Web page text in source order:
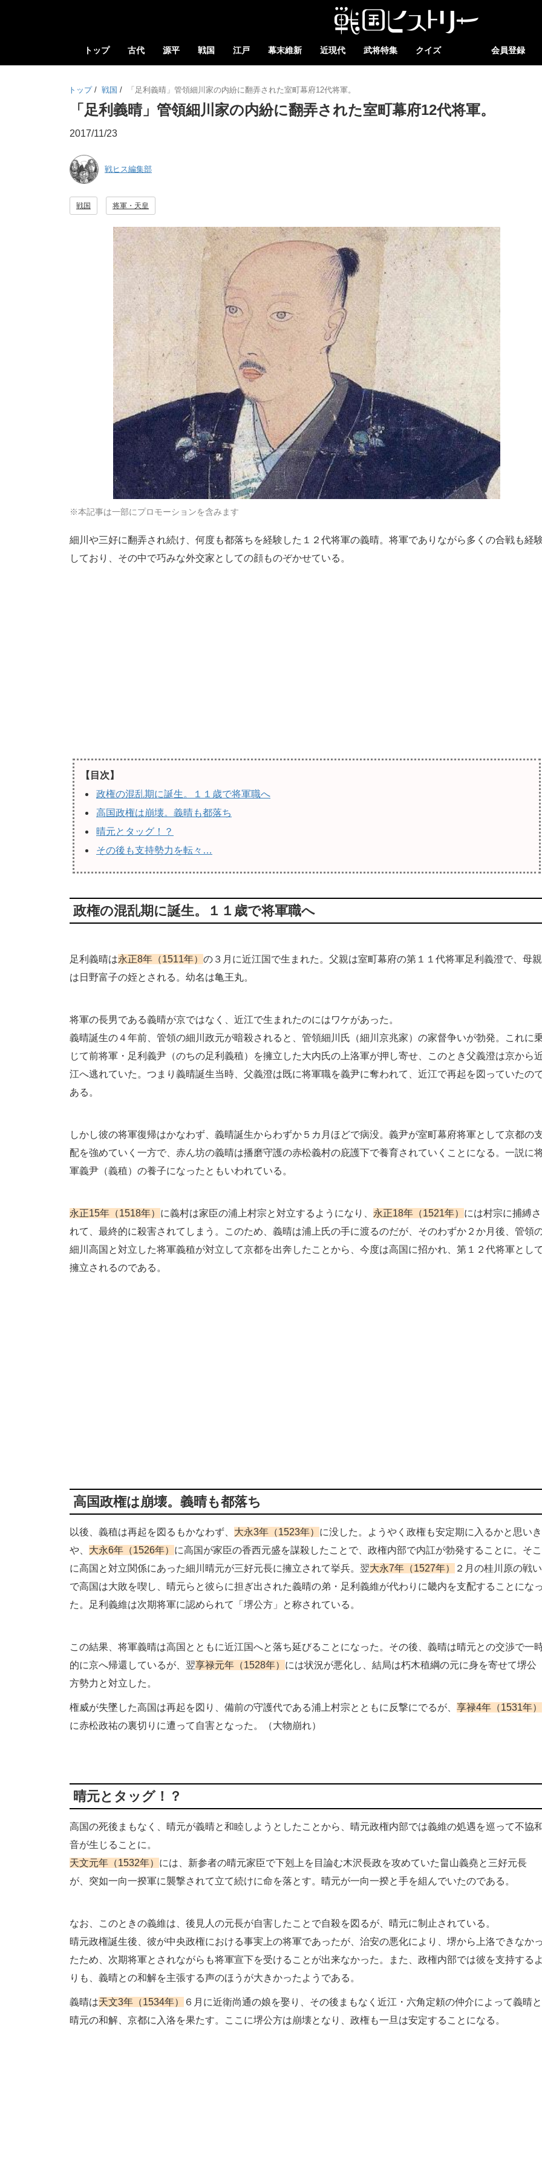
トップ 古代 源平 戦国 江戸 幕末維新 近現代 武将特集 クイズ 会員登録
トップ / 戦国 / 「足利義晴」管領細川家の内紛に翻弄された室町幕府12代将軍。
「足利義晴」管領細川家の内紛に翻弄された室町幕府12代将軍。
2017/11/23
戦ヒス編集部
戦国 将軍・天皇
※本記事は一部にプロモーションを含みます
細川や三好に翻弄され続け、何度も都落ちを経験した１２代将軍の義晴。将軍でありながら多くの合戦も経
しており、その中で巧みな外交家としての顔ものぞかせている。
【目次】
政権の混乱期に誕生。１１歳で将軍職へ
高国政権は崩壊。義晴も都落ち
晴元とタッグ！？
その後も支持勢力を転々…
政権の混乱期に誕生。１１歳で将軍職へ
足利義晴は永正8年（1511年） の３月に近江国で生まれた。父親は室町幕府の第１１代将軍足利義澄で、母親
は日野富子の姪とされる。幼名は亀王丸。
将軍の長男である義晴が京ではなく、近江で生まれたのにはワケがあった。
義晴誕生の４年前、管領の細川政元が暗殺されると、管領細川氏（細川京兆家）の家督争いが勃発。これに
じて前将軍・足利義尹（のちの足利義稙）を擁立した大内氏の上洛軍が押し寄せ、このとき父義澄は京から
江へ逃れていた。つまり義晴誕生当時、父義澄は既に将軍職を義尹に奪われて、近江で再起を図っていたの
ある。
しかし彼の将軍復帰はかなわず、義晴誕生からわずか５カ月ほどで病没。義尹が室町幕府将軍として京都の
配を強めていく一方で、赤ん坊の義晴は播磨守護の赤松義村の庇護下で養育されていくことになる。一説に
軍義尹（義稙）の養子になったともいわれている。
永正15年（1518年） に義村は家臣の浦上村宗と対立するようになり、 永正18年（1521年） には村宗に捕縛さ
れて、最終的に殺害されてしまう。このため、義晴は浦上氏の手に渡るのだが、そのわずか２か月後、管領
細川高国と対立した将軍義稙が対立して京都を出奔したことから、今度は高国に招かれ、第１２代将軍として
擁立されるのである。
高国政権は崩壊。義晴も都落ち
以後、義稙は再起を図るもかなわず、 大永3年（1523年） に没した。ようやく政権も安定期に入るかと思いき
や、 大永6年（1526年） に高国が家臣の香西元盛を謀殺したことで、政権内部で内訌が勃発することに。そこ
に高国と対立関係にあった細川晴元が三好元長に擁立されて挙兵。翌大永7年（1527年）
２月の桂川原の戦い
で高国は大敗を喫し、晴元らと彼らに担ぎ出された義晴の弟・足利義維が代わりに畿内を支配することになっ
た。足利義維は次期将軍に認められて「堺公方」と称されている。
この結果、将軍義晴は高国とともに近江国へと落ち延びることになった。その後、義晴は晴元との交渉で一
的に京へ帰還しているが、翌享禄元年（1528年） には状況が悪化し、結局は朽木稙綱の元に身を寄せて堺公
方勢力と対立した。
権威が失墜した高国は再起を図り、備前の守護代である浦上村宗とともに反撃にでるが、 享禄4年（1531年）
に赤松政祐の裏切りに遭って自害となった。（大物崩れ）
晴元とタッグ！？
高国の死後まもなく、晴元が義晴と和睦しようとしたことから、晴元政権内部では義維の処遇を巡って不協
音が生じることに。
天文元年（1532年） には、新参者の晴元家臣で下剋上を目論む木沢長政を攻めていた畠山義堯と三好元長
が、突如一向一揆軍に襲撃されて立て続けに命を落とす。晴元が一向一揆と手を組んでいたのである。
なお、このときの義維は、後見人の元長が自害したことで自殺を図るが、晴元に制止されている。
晴元政権誕生後、彼が中央政権における事実上の将軍であったが、治安の悪化により、堺から上洛できなかっ
たため、次期将軍とされながらも将軍宣下を受けることが出来なかった。また、政権内部では彼を支持するよ
りも、義晴との和解を主張する声のほうが大きかったようである。
義晴は天文3年（1534年）
６月に近衛尚通の娘を娶り、その後まもなく近江・六角定頼の仲介によって義晴と
晴元の和解、京都に入洛を果たす。ここに堺公方は崩壊となり、政権も一旦は安定することになる。